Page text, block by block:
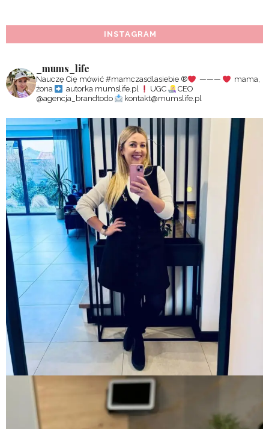
INSTAGRAM
_mums_life
Nauczę Cię mówić #mamczasdlasiebie ®️ ———
mama,
żona
autorka mumslife.pl UGC
CEO
@agencja_brandtodo
kontakt@mumslife.pl